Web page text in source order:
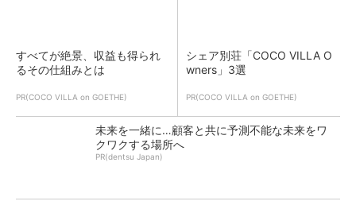
すべてが絶景、収益も得られ
るその仕組みとは
PR(COCO VILLA on GOETHE)
シェア別荘「COCO VILLA O
wners」3選
PR(COCO VILLA on GOETHE)
未来を一緒に…顧客と共に予測不能な未来をワ
クワクする場所へ
PR(dentsu Japan)